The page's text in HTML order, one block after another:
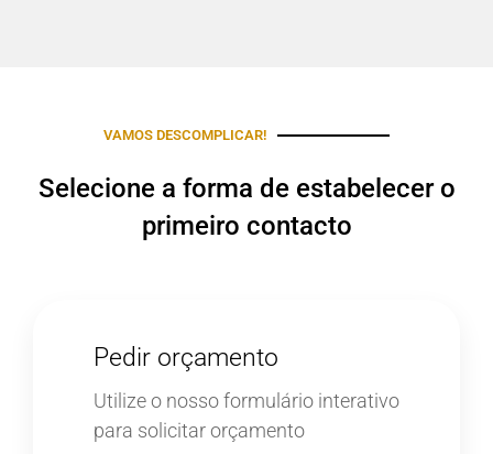
VAMOS DESCOMPLICAR!
Selecione a forma de estabelecer o
primeiro contacto
Pedir orçamento
Utilize o nosso formulário interativo
para solicitar orçamento